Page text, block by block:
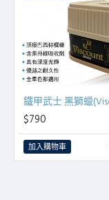
$790
加入購物車